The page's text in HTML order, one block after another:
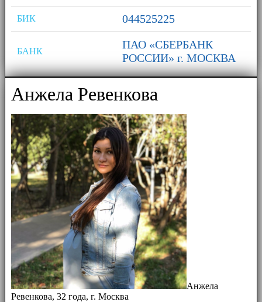
БИК 044525225
БАНК
ПАО «СБЕРБАНК
РОССИИ» г. МОСКВА
Анжела Ревенкова
Анжела
Ревенкова, 32 года, г. Москва